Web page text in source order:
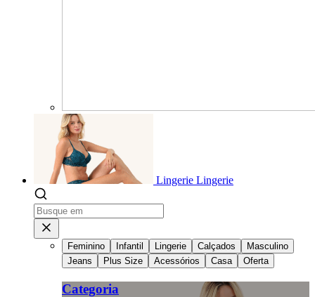
Lingerie Lingerie
Feminino Infantil Lingerie Calçados
Masculino
Jeans
Plus Size Acessórios Casa Oferta
Categoria